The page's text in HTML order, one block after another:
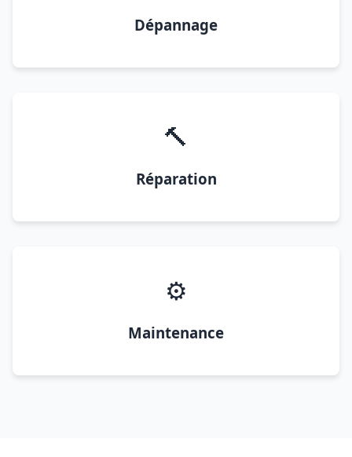
Dépannage
🔨
Réparation
⚙️
Maintenance